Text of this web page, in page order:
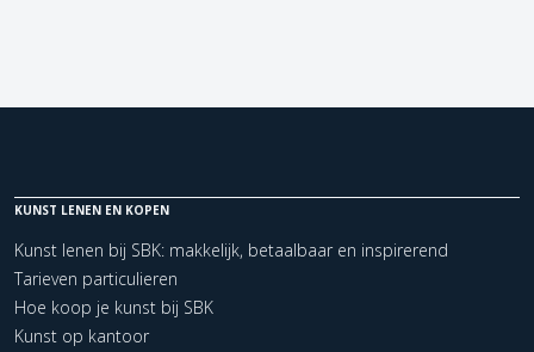
KUNST LENEN EN KOPEN
Kunst lenen bij SBK: makkelijk, betaalbaar en inspirerend
Tarieven particulieren
Hoe koop je kunst bij SBK
Kunst op kantoor